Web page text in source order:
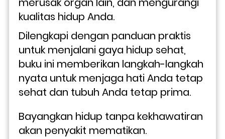
kualitas hidup Anda.
Dilengkapi dengan panduan praktis
untuk menjalani gaya hidup sehat,
buku ini memberikan langkah-langkah
nyata untuk menjaga hati Anda tetap
sehat dan tubuh Anda tetap prima.
Bayangkan hidup tanpa kekhawatiran
akan penyakit mematikan.